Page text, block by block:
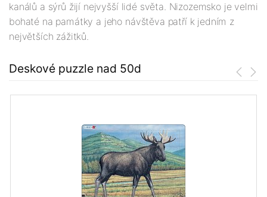
kanálů a sýrů žijí nejvyšší lidé světa. Nizozemsko je velmi
bohaté na památky a jeho návštěva patří k jedním z
největších zážitků.
Deskové puzzle nad 50d